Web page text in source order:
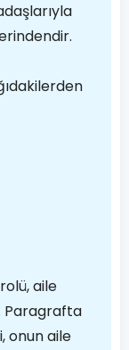
aile
Paragrafta
onun aile